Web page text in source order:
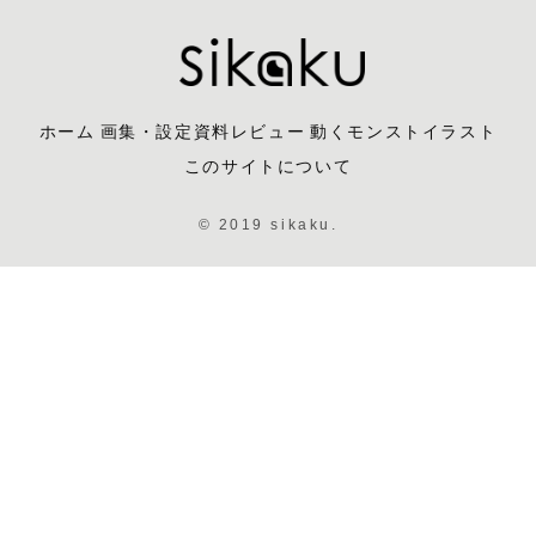
ホーム 画集・設定資料レビュー 動くモンストイラスト
このサイトについて
© 2019 sikaku.